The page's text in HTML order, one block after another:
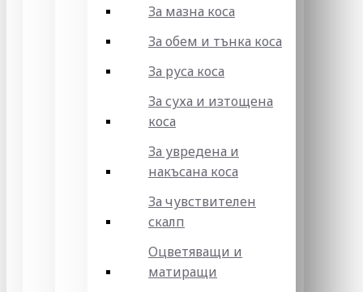
За мазна коса
За обем и тънка коса
За руса коса
За суха и изтощена
коса
За увредена и
накъсана коса
За чувствителен
скалп
Оцветяващи и
матиращи